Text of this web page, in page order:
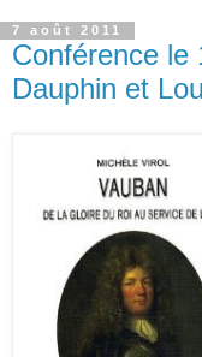
7 août 2011
Conférence le
Dauphin et